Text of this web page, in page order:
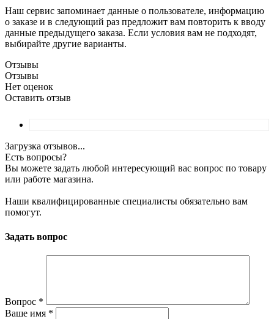
Наш сервис запоминает данные о пользователе, информацию
о заказе и в следующий раз предложит вам повторить к вводу
данные предыдущего заказа. Если условия вам не подходят,
выбирайте другие варианты.
Отзывы
Отзывы
Нет оценок
Оставить отзыв
Загрузка отзывов...
Есть вопросы?
Вы можете задать любой интересующий вас вопрос по товару
или работе магазина.
Наши квалифицированные специалисты обязательно вам
помогут.
Задать вопрос
Вопрос *
Ваше имя *